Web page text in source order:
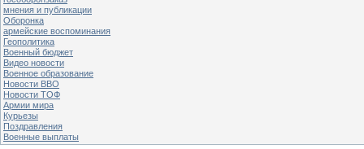
мнения и публикации
Оборонка
армейские воспоминания
Геополитика
Военный бюджет
Видео новости
Военное образование
Новости ВВО
Новости ТОФ
Армии мира
Курьезы
Поздравления
Военные выплаты